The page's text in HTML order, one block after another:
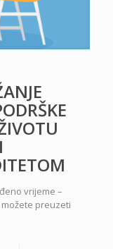
vrijeme –
preuzeti